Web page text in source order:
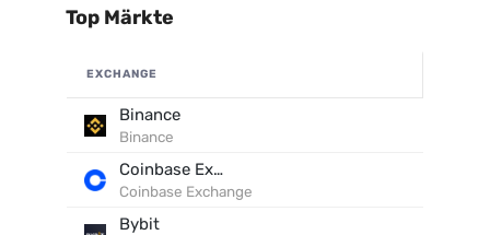
Top Märkte
EXCHANGE
Binance
Binance
Coinbase Exchange
Coinbase Exchange
Bybit